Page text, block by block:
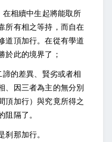
相續中生起將能取所
所有相之等持，而自在
道頂加行。在從有學道
於此的境界了；
的差異、賢劣或者相
、因三者為主的無分別
頂加行）與究竟所得之
隔了。
刹那加行。